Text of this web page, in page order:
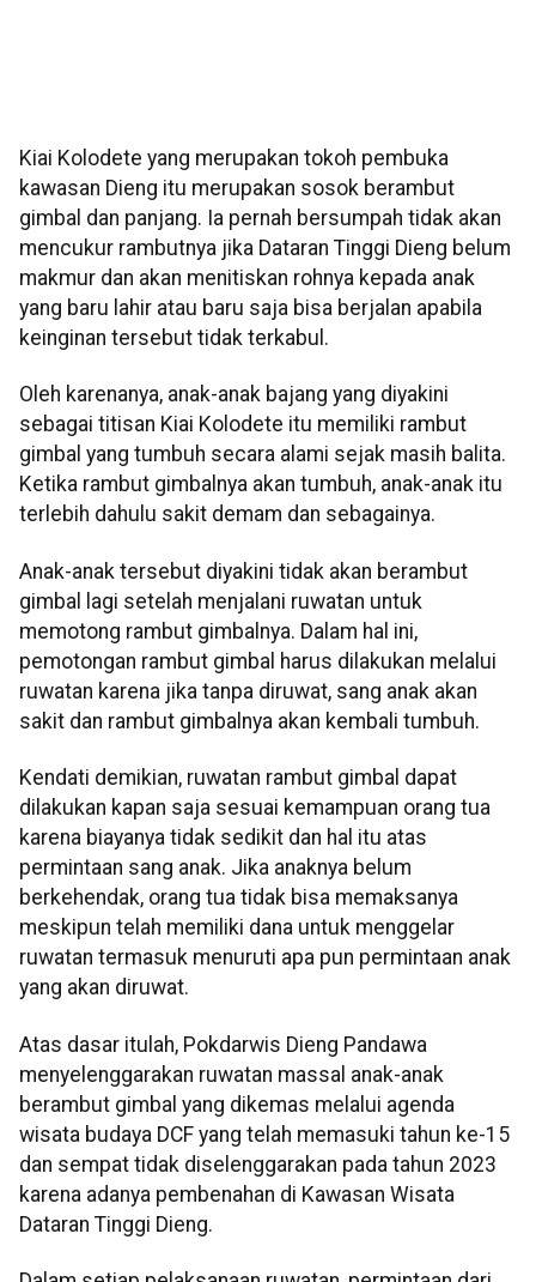
Kiai Kolodete yang merupakan tokoh pembuka
kawasan Dieng itu merupakan sosok berambut
gimbal dan panjang. Ia pernah bersumpah tidak akan
mencukur rambutnya jika Dataran Tinggi Dieng belum
makmur dan akan menitiskan rohnya kepada anak
yang baru lahir atau baru saja bisa berjalan apabila
keinginan tersebut tidak terkabul.
Oleh karenanya, anak-anak bajang yang diyakini
sebagai titisan Kiai Kolodete itu memiliki rambut
gimbal yang tumbuh secara alami sejak masih balita.
Ketika rambut gimbalnya akan tumbuh, anak-anak itu
terlebih dahulu sakit demam dan sebagainya.
Anak-anak tersebut diyakini tidak akan berambut
gimbal lagi setelah menjalani ruwatan untuk
memotong rambut gimbalnya. Dalam hal ini,
pemotongan rambut gimbal harus dilakukan melalui
ruwatan karena jika tanpa diruwat, sang anak akan
sakit dan rambut gimbalnya akan kembali tumbuh.
Kendati demikian, ruwatan rambut gimbal dapat
dilakukan kapan saja sesuai kemampuan orang tua
karena biayanya tidak sedikit dan hal itu atas
permintaan sang anak. Jika anaknya belum
berkehendak, orang tua tidak bisa memaksanya
meskipun telah memiliki dana untuk menggelar
ruwatan termasuk menuruti apa pun permintaan anak
yang akan diruwat.
Atas dasar itulah, Pokdarwis Dieng Pandawa
menyelenggarakan ruwatan massal anak-anak
berambut gimbal yang dikemas melalui agenda
wisata budaya DCF yang telah memasuki tahun ke-15
dan sempat tidak diselenggarakan pada tahun 2023
karena adanya pembenahan di Kawasan Wisata
Dataran Tinggi Dieng.